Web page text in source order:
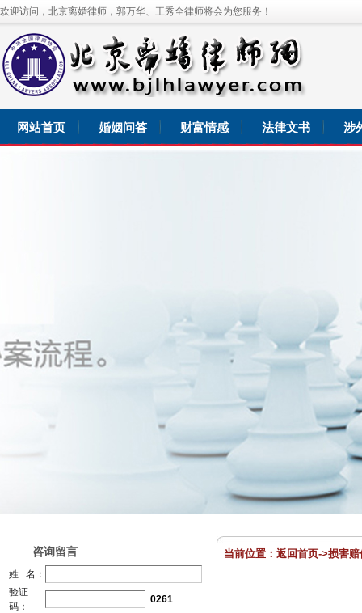
欢迎访问，北京离婚律师，郭万华、王秀全律师将会为您服务！
网站首页 婚姻问答 财富情感 法律文书 涉
咨询留言
姓 名：
验证
码：
0261
当前位置： 返回首页->损害赔